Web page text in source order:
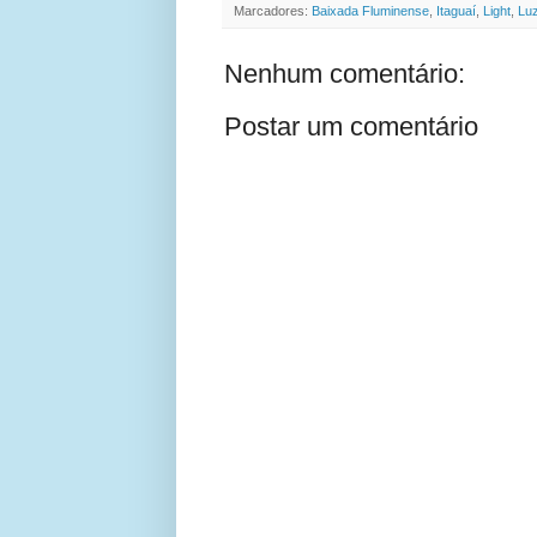
Marcadores: Baixada Fluminense Itaguaí Light Luz
Nenhum comentário:
Postar um comentário